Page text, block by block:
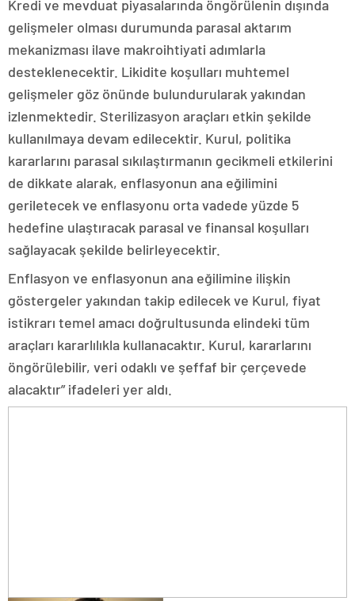
Kredi ve mevduat piyasalarında öngörülenin dışında
gelişmeler olması durumunda parasal aktarım
mekanizması ilave makroihtiyati adımlarla
desteklenecektir. Likidite koşulları muhtemel
gelişmeler göz önünde bulundurularak yakından
izlenmektedir. Sterilizasyon araçları etkin şekilde
kullanılmaya devam edilecektir. Kurul, politika
kararlarını parasal sıkılaştırmanın gecikmeli etkilerini
de dikkate alarak, enflasyonun ana eğilimini
geriletecek ve enflasyonu orta vadede yüzde 5
hedefine ulaştıracak parasal ve finansal koşulları
sağlayacak şekilde belirleyecektir.
Enflasyon ve enflasyonun ana eğilimine ilişkin
göstergeler yakından takip edilecek ve Kurul, fiyat
istikrarı temel amacı doğrultusunda elindeki tüm
araçları kararlılıkla kullanacaktır. Kurul, kararlarını
öngörülebilir, veri odaklı ve şeffaf bir çerçevede
alacaktır” ifadeleri yer aldı.